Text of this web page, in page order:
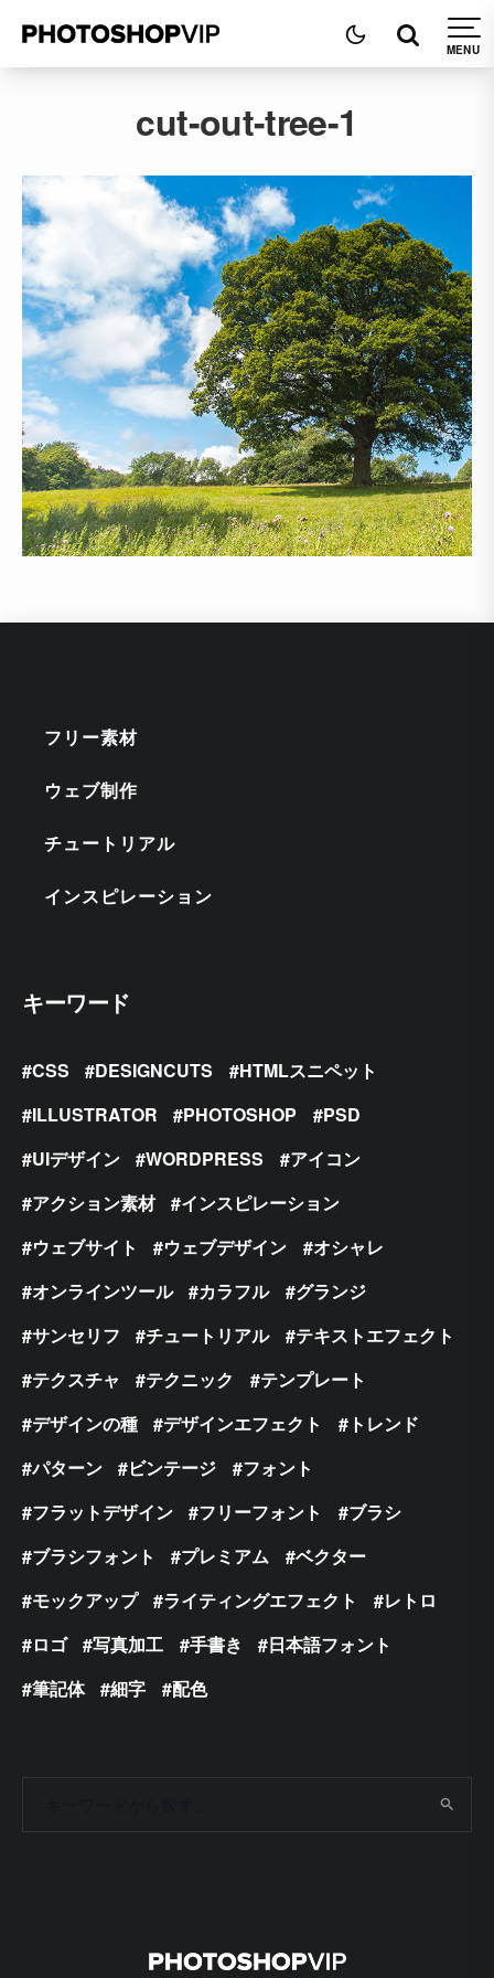
cut-out-tree-1
フリー素材
ウェブ制作
チュートリアル
インスピレーション
キーワード
CSS DESIGNCUTS
HTMLスニペット
ILLUSTRATOR
PHOTOSHOP
PSD
UIデザイン
WORDPRESS
アイコン
アクション素材
インスピレーション
ウェブサイト
ウェブデザイン
オシャレ
オンラインツール
カラフル
グランジ
サンセリフ
チュートリアル
テキストエフェクト
テクスチャ
テクニック
テンプレート
デザインの種
デザインエフェクト
トレンド
パターン
ビンテージ
フォント
フラットデザイン
フリーフォント
ブラシ
ブラシフォント
プレミアム
ベクター
モックアップ
ライティングエフェクト
レトロ
ロゴ
写真加工 手書き
日本語フォント
筆記体
細字 配色